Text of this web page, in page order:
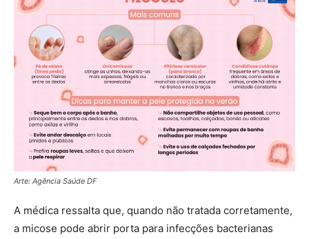
Arte: Agência Saúde DF
A médica ressalta que, quando não tratada corretamente,
a micose pode abrir porta para infecções bacterianas